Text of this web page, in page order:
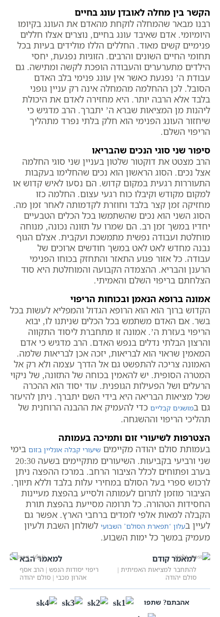
הקשר בין מחלה לאובדן עונג בחיים
רבנו מבאר שהמחלה לוקחת מהאדם את העונג בקיומו
היומיומי. אדם שאיבד עונג בחיים, נוצרים אצלו חללים
פנימיים קשים מאוד. החללים הללו מולידים בעיות בכל
תחומי החיים השונים והרבים. הזוגיות נפגעת, יחסי
הילדים מתערערים והעבודה הופכת לקשה ומתישה. גם
עבודת ה’ נפגעת כאשר אין עונג פנימי בלב האדם
הסובל. לכן ההחלמה מהמחלה אינה רק עניין גופני
בלבד אלא הרבה יותר. היא מחזירה לאדם את היכולת
ליהנות מן המציאות שברא ה’ יתברך. הרב מדגיש כי
שיחזור העונג הפנימי הוא חלק בלתי נפרד מתהליך
הריפוי השלם.
סיפור שני סוגי הנכים שהבריאו
הרב מצטט את דוקטור שלטון בעניין שני סוגי החלמה
אצל נכים. הסוג הראשון הוא נכים שהחלימו בעקבות
התעוררות רגעית במקום קדוש. הם נסעו לאיש קדוש או
למקום מקודש וקיבלו כוח רגעי עצום. החלמה כזו
מחזיקה זמן קצר בלבד וחוזרת לקדמותה לאחר זמן מה.
הסוג השני הוא נכים שהשתמשו בכל הכלים הטבעיים
יחדיו במשך זמן רב. הם שמרו על תזונה נכונה, מנוחה
מוחלטת ועבודה נפשית מתמשכת ועקבית. אצלם הגוף
נבנה מחדש לאט לאט במשך חודשים ארוכים של
עבודה. כל אזור פגוע התאזר והתחזק בכוחו הפנימי
הרענן והבריא. ההצמדה הקבועה והמוחלטת היא סוד
הצלחתם בריפוי השלם והאמיתי.
אמונה ברופא הנאמן ובכוחות הריפוי
הקדוש ברוך הוא הוא הרופא הגדול והמפליא לעשות בכל
בשר. אם האדם משתמש בכל הכלים שניתנו לו, יבוא
הריפוי בעזרת ה’. אמונה זו מתחברת ליסוד התקווה
והרצון הבלתי נדלים בנפש האדם. הרב מדגיש כי אדם
המאמין שראוי הוא לבריאות, יזכה אכן לבריאות שלמה.
האמונה צריכה להתפשט גם אל הדרך עצמה ולא רק אל
המטרה הסופית. יש להאמין בכוחה של התזונה, של ניקוי
הרעלים ושל הפעילות הגופנית. עוד יסוד הוא ההכרה
שכל מציאות הבריאה היא בידי השם יתברך. ניתן להיעזר
גם במושגים קבליים כדי להעמיק את ההבנה הרוחנית של
תהליכי הריפוי וההשגחה.
הצטרפות לשיעורי זום ותמיכה בעמותה
בעמותת סולם יהודה מקיימים שיעורי קבלה אונליין בזום בימי
שני ורביעי בקביעות. השיעורים מתקיימים בשעה 20:30
בערב ופתוחים לכלל הציבור הרחב. במרכז ההפצה ניתן
לרכוש ספרי בעל הסולם במחירי עלות בלבד וללא תיווך.
הציבור מוזמן לתרום לעמותה ולסייע בהפצת מעיינות
החסידות הטהורה. כל תרומה מסייעת בהפצת תורת
הקבלה למאות אלפי לומדים ברחבי הארץ. אפשר גם
לעיין בעלון ‘תפארת הסולם’ השבועי לשולחן השבת ולעיון
מעמיק במשך כל ימות השבוע.
למאמר קודם
להתחבר למציאות האמיתית |
סולם יהודה
למאמר הבא
ריפוי יסודות הנפש | הרב אסף
אהרון מכבי | סולם יהודה
אהבתם? שתפו